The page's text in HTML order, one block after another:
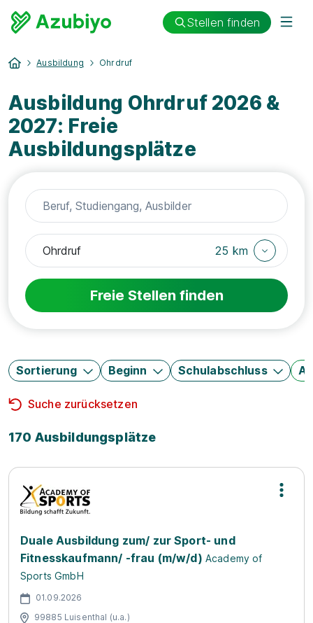
Stellen finden
Ausbildung Ohrdruf
Ausbildung Ohrdruf 2026 &
2027: Freie
Ausbildungsplätze
25 km
Freie Stellen finden
Sortierung Beginn Schulabschluss
Suche zurücksetzen
170 Ausbildungsplätze
Duale Ausbildung zum/ zur Sport- und
Fitnesskaufmann/ -frau (m/w/d) Academy of
Sports GmbH
01.09.2026
99885 Luisenthal (u.a.)